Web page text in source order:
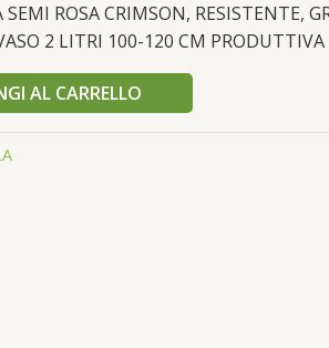
ROSA CRIMSON, RESISTENTE,
2 LITRI 100-120 CM PRODUTTIVA
AL CARRELLO